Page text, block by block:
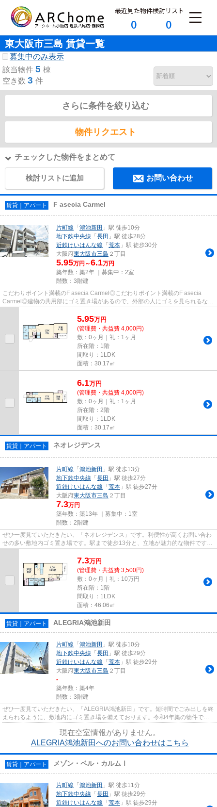
最近見た物件
0
検討リスト
0
東大阪市三島 賃貸一覧
募集中のみ表示
該当物件 5 棟
空き数 3 件
さらに条件を絞り込む
物件リクエスト
チェックした物件をまとめて
検討リストに追加 お問い合わせ
賃貸｜アパート F asecia Carmel
片町線 「鴻池新田 」駅 徒歩10分
地下鉄中央線 「長田 」駅 徒歩28分
近鉄けいはんな線 「荒本 」駅 徒歩30分
大阪府東大阪市三島 ２丁目
5.95万円～6.1万円
築年数：築2年 ｜募集中： 2室
階数：3階建
こだわりポイント満載のF asecia Carmel◎こだわりポイント満載のF asecia
Carmel◎建物の共用部にゴミ置き場があるので、外部の人にゴミを見られるなど
のトラブル回避につながります◎2...
5.95万円
(管理費・共益費 4,000円)
敷：0ヶ月｜礼：1ヶ月
所在階：1階
間取り：1LDK
面積：30.17㎡
6.1万円
(管理費・共益費 4,000円)
敷：0ヶ月｜礼：1ヶ月
所在階：2階
間取り：1LDK
面積：30.17㎡
賃貸｜アパート ネオレジデンス
片町線 「鴻池新田 」駅 徒歩13分
地下鉄中央線 「長田 」駅 徒歩27分
近鉄けいはんな線 「荒本 」駅 徒歩27分
大阪府東大阪市三島 ２丁目
7.3万円
築年数：築13年 ｜募集中： 1室
階数：2階建
ぜひ一度見ていただきたい、「ネオレジデンス」です。利便性が高くお問い合わ
せの多い敷地内ゴミ置き場です。駅まで徒歩13分と、立地が魅力的な物件です。
道が平坦だと買い物も快適に...
7.3万円
(管理費・共益費 3,500円)
敷：0ヶ月｜礼：10万円
所在階：1階
間取り：1LDK
面積：46.06㎡
賃貸｜アパート ALEGRIA鴻池新田
片町線 「鴻池新田 」駅 徒歩10分
地下鉄中央線 「長田 」駅 徒歩29分
近鉄けいはんな線 「荒本 」駅 徒歩29分
大阪府東大阪市三島 ２丁目
-
築年数：築4年
階数：3階建
ぜひ一度見ていただきたい、「ALEGRIA鴻池新田」です。短時間でごみ出しを終
えられるように、敷地内にゴミ置き場を備えております。令和4年築の物件で
す。こちらは初期費用をカードで...
現在空室情報がありません。
ALEGRIA鴻池新田へのお問い合わせはこちら
賃貸｜アパート メゾン・ベル・カルムⅠ
片町線 「鴻池新田 」駅 徒歩11分
地下鉄中央線 「長田 」駅 徒歩29分
近鉄けいはんな線 「荒本 」駅 徒歩29分